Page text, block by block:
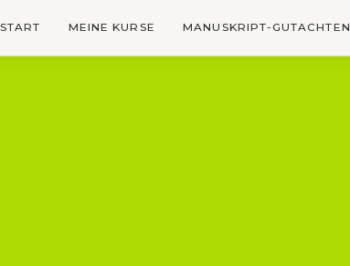
START MEINE KURSE MANUSKRIPT-GUTACHTEN